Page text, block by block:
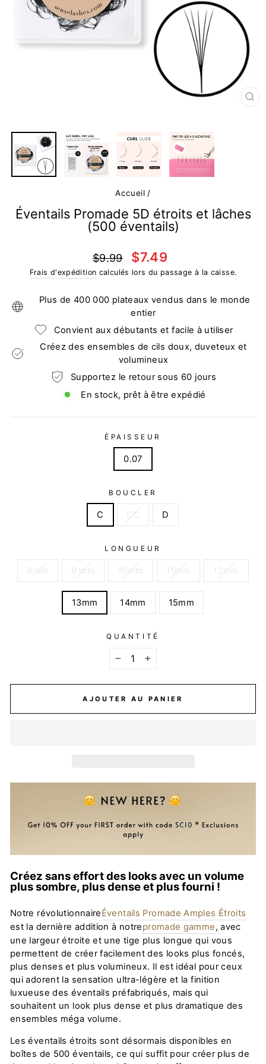
Accueil /
Éventails Promade 5D étroits et lâches
(500 éventails)
Prix
régulier
$9.99
Prix
réduit
$7.49
Frais d'expédition calculés lors du passage à la caisse.
Plus de 400 000 plateaux vendus dans le monde
entier
Convient aux débutants et facile à utiliser
Créez des ensembles de cils doux, duveteux et
volumineux
Supportez le retour sous 60 jours
En stock, prêt à être expédié
ÉPAISSEUR
0.07
BOUCLER
C CC D
LONGUEUR
8mm 9 mm 10mm 11mm 12mm
13mm 14mm 15mm
QUANTITÉ
+
AJOUTER AU PANIER
Créez sans effort des looks avec un volume
plus sombre, plus dense et plus fourni !
Notre révolutionnaireÉventails Promade Amples Étroits
est la dernière addition à notrepromade gamme, avec
une largeur étroite et une tige plus longue qui vous
permettent de créer facilement des looks plus foncés,
plus denses et plus volumineux. Il est idéal pour ceux
qui adorent la sensation ultra-légère et la finition
luxueuse des éventails préfabriqués, mais qui
souhaitent un look plus dense et plus dramatique des
ensembles méga volume.
Les éventails étroits sont désormais disponibles en
boîtes de 500 éventails, ce qui suffit pour créer plus de